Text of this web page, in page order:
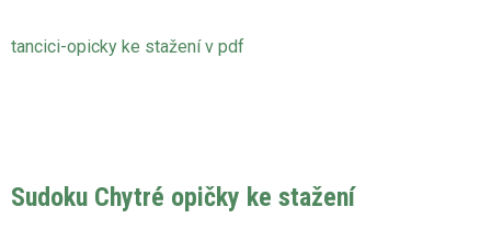
tancici-opicky ke stažení v pdf
Sudoku Chytré opičky ke stažení